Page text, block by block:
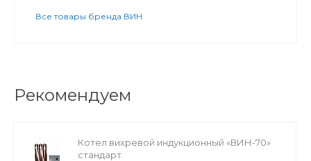
Все товары бренда ВИН
Рекомендуем
Котел вихревой индукционный «ВИН-70»
стандарт